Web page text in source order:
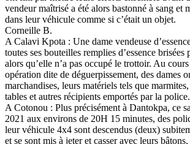
vendeur maîtrisé a été alors bastonné à sang et
dans leur véhicule comme si c’était un objet.
Corneille B.
A Calavi Kpota : Une dame vendeuse
toutes ses bouteilles remplies d’essence brisées
alors qu’elle n’a pas occupé le trottoir. Au
opération dite de déguerpissement, des dames
marchandises, leurs matériels tels que
tables et autres récipients emportés par la police.
A Cotonou : Plus précisément à Dantokpa, ce
2021 aux environs de 20H 15 minutes, des
leur véhicule 4x4 sont descendus (deux)
et se sont mis à jeter et casser avec leurs